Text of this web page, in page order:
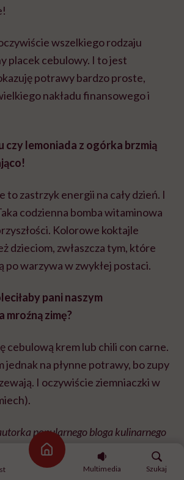
Strona główna
Multimedia
Szukaj
wszelkiego rodzaju
placek cebulowy. I to jest
potrawy bardzo proste,
nakładu finansowego i
czy lemoniada z ogórka brzmią
to zastrzyk energii na cały dzień. I
codzienna bomba witaminowa
Kolorowe koktajle
dzieciom, zwłaszcza tym, które
po warzywa w zwykłej postaci.
pani naszym
mroźną zimę?
cebulową krem lub chili con carne.
jednak na płynne potrawy, bo zupy
I oczywiście ziemniaczki w
popularnego bloga kulinarnego
oraz książki „Kuchnia pełna warzyw”
którą Hello Zdrowie objęło